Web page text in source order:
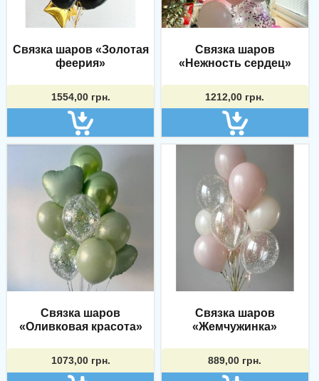
Связка шаров «Золотая
феерия»
1554,00 грн.
Связка шаров
«Нежность сердец»
1212,00 грн.
Связка шаров
«Оливковая красота»
1073,00 грн.
Связка шаров
«Жемчужинка»
889,00 грн.